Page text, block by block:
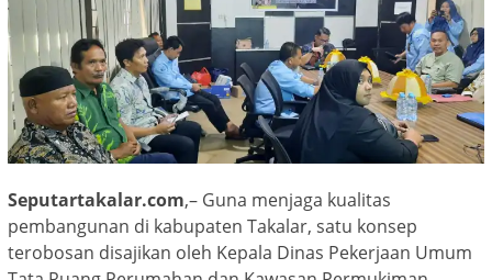
Seputartakalar.com,– Guna menjaga kualitas
pembangunan di kabupaten Takalar, satu konsep
terobosan disajikan oleh Kepala Dinas Pekerjaan Umum